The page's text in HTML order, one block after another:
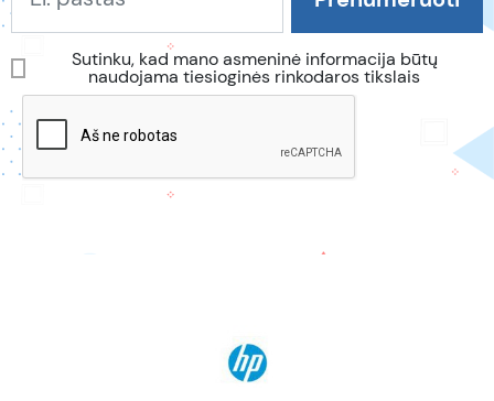
Sutinku, kad mano asmeninė informacija būtų
naudojama tiesioginės rinkodaros tikslais